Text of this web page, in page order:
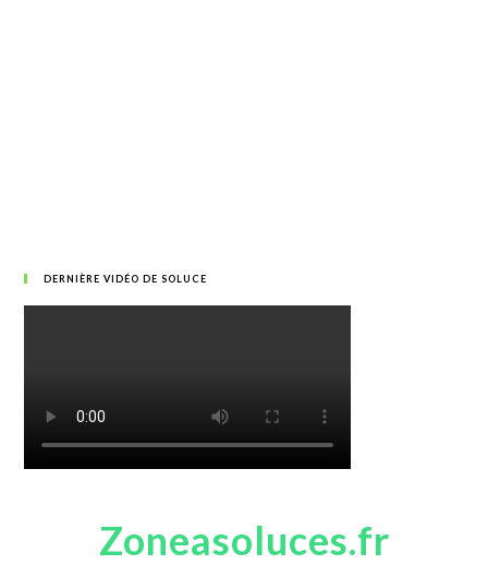
DERNIÈRE VIDÉO DE SOLUCE
Zoneasoluces.fr